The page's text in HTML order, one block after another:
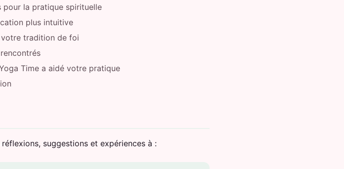
pour la pratique spirituelle
plus intuitive
votre tradition de foi
Time a aidé votre pratique
suggestions et expériences à :